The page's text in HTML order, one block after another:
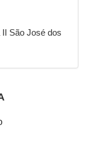
São José dos